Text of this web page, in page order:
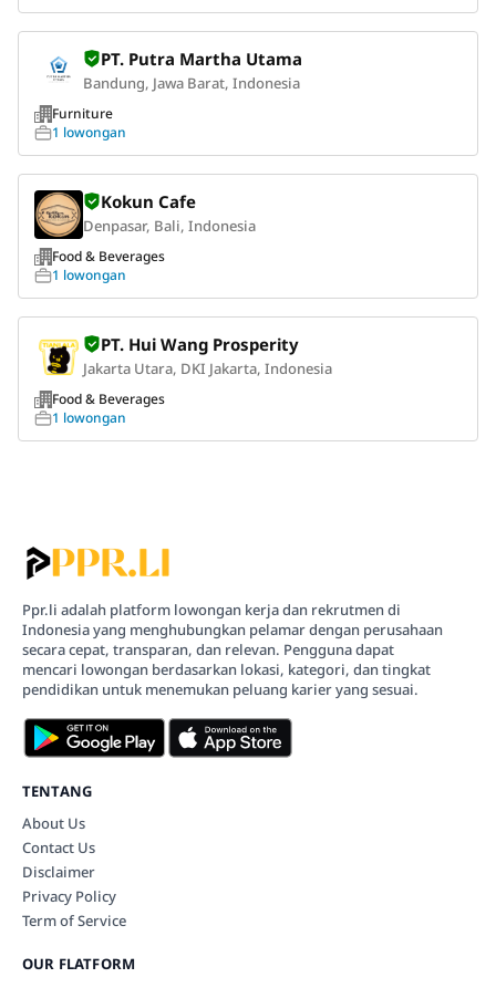
PT. Putra Martha Utama
Bandung, Jawa Barat, Indonesia
Furniture
1 lowongan
Kokun Cafe
Denpasar, Bali, Indonesia
Food & Beverages
1 lowongan
PT. Hui Wang Prosperity
Jakarta Utara, DKI Jakarta, Indonesia
Food & Beverages
1 lowongan
Ppr.li adalah platform lowongan kerja dan rekrutmen di
Indonesia yang menghubungkan pelamar dengan perusahaan
secara cepat, transparan, dan relevan. Pengguna dapat
mencari lowongan berdasarkan lokasi, kategori, dan tingkat
pendidikan untuk menemukan peluang karier yang sesuai.
TENTANG
About Us
Contact Us
Disclaimer
Privacy Policy
Term of Service
OUR FLATFORM